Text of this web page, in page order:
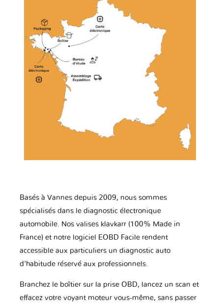
Basés à Vannes depuis 2009, nous sommes
spécialisés dans le diagnostic électronique
automobile. Nos valises klavkarr (100% Made in
France) et notre logiciel EOBD Facile rendent
accessible aux particuliers un diagnostic auto
d'habitude réservé aux professionnels.
Branchez le boîtier sur la prise OBD, lancez un scan et
effacez votre voyant moteur vous-même, sans passer